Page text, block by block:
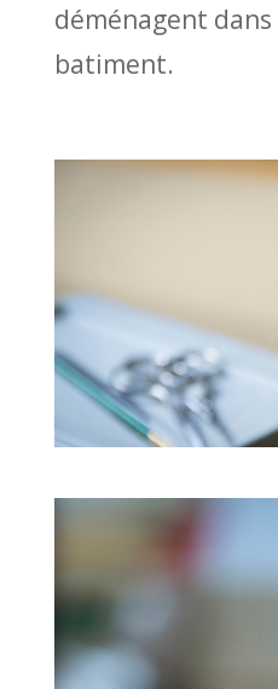
déménagent
batiment.